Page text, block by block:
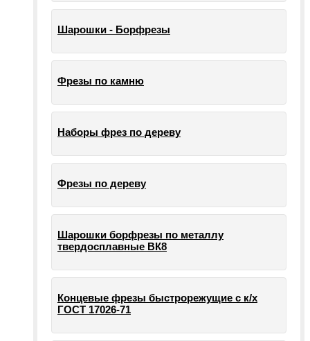
Шарошки - Борфрезы
Фрезы по камню
Наборы фрез по дереву
Фрезы по дереву
Шарошки борфрезы по металлу
твердосплавные ВК8
Концевые фрезы быстрорежущие с к/х
ГОСТ 17026-71